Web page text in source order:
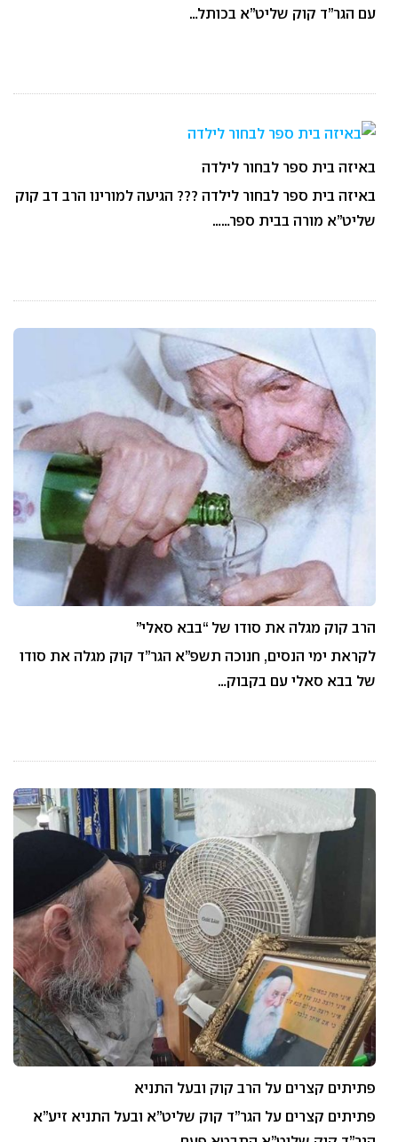
עם הגר”ד קוק שליט”א בכותל…
באיזה בית ספר לבחור לילדה
באיזה בית ספר לבחור לילדה ??? הגיעה למורינו הרב דב קוק
שליט”א מורה בבית ספר……
הרב קוק מגלה את סודו של “בבא סאלי”
לקראת ימי הנסים, חנוכה תשפ”א הגר”ד קוק מגלה את סודו
של בבא סאלי עם בקבוק…
פתיתים קצרים על הרב קוק ובעל התניא
פתיתים קצרים על הגר”ד קוק שליט”א ובעל התניא זיע”א